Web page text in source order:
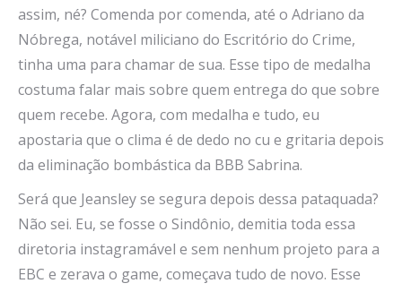
assim, né? Comenda por comenda, até o Adriano da
Nóbrega, notável miliciano do Escritório do Crime,
tinha uma para chamar de sua. Esse tipo de medalha
costuma falar mais sobre quem entrega do que sobre
quem recebe. Agora, com medalha e tudo, eu
apostaria que o clima é de dedo no cu e gritaria depois
da eliminação bombástica da BBB Sabrina.
Será que Jeansley se segura depois dessa pataquada?
Não sei. Eu, se fosse o Sindônio, demitia toda essa
diretoria instagramável e sem nenhum projeto para a
EBC e zerava o game, começava tudo de novo. Esse